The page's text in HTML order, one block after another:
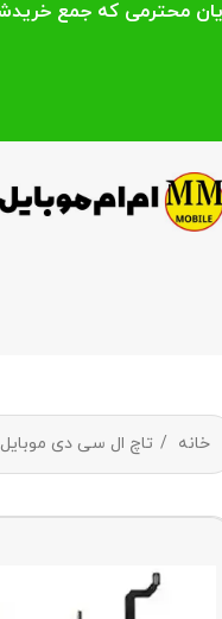
خانه تاچ ال سی دی موبایل